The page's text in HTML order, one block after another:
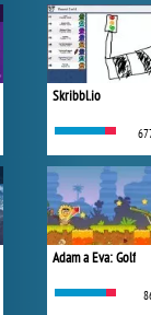
Skribbl.io
Adam a Eva: Golf